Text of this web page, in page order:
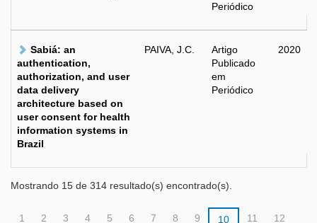
Periódico
Sabiá: an
authentication,
authorization, and user
data delivery
architecture based on
user consent for health
information systems in
Brazil
PAIVA, J.C.
Artigo
Publicado
em
Periódico
2020
Mostrando 15 de 314 resultado(s) encontrado(s).
1 2 3 4 5 6 7 8 9 10 11 12